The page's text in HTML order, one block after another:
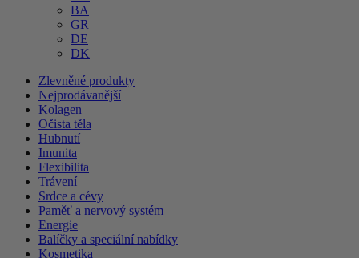
BA
GR
DE
DK
Zlevněné produkty
Nejprodávanější
Kolagen
Očista těla
Hubnutí
Imunita
Flexibilita
Trávení
Srdce a cévy
Paměť a nervový systém
Energie
Balíčky a speciální nabídky
Kosmetika